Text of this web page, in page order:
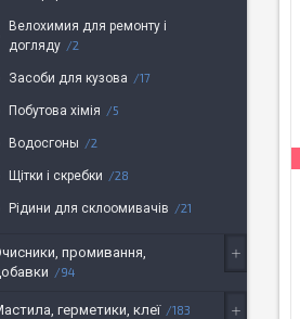
Велохимия для ремонту і
догляду
2
Засоби для кузова 17
Побутова хімія 5
Водосгоны 2
Щітки і скребки 28
Рідини для склоомивачів 21
промивання,
94
герметики, клеї 183